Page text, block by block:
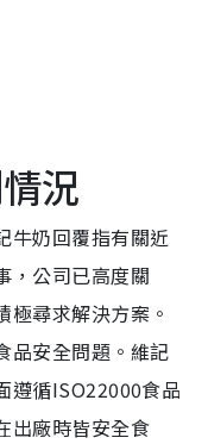
況
牛奶回覆指有關近
，公司已高度關
極尋求解決方案。
品安全問題。維記
遵循ISO22000食品
出廠時皆安全食